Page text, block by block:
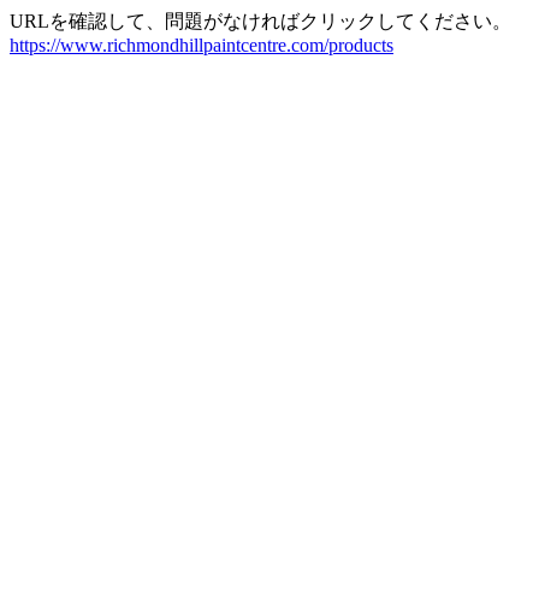
URLを確認して、問題がなければクリックしてください。
https://www.richmondhillpaintcentre.com/products